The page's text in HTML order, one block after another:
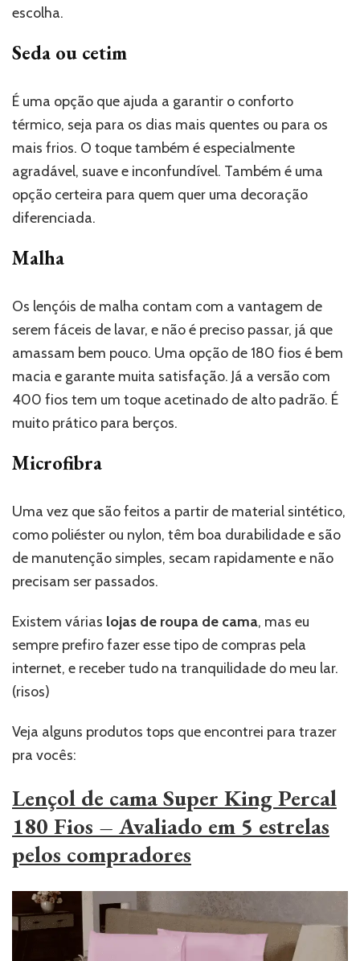
escolha.
Seda ou cetim
É uma opção que ajuda a garantir o conforto
térmico, seja para os dias mais quentes ou para os
mais frios. O toque também é especialmente
agradável, suave e inconfundível. Também é uma
opção certeira para quem quer uma decoração
diferenciada.
Malha
Os lençóis de malha contam com a vantagem de
serem fáceis de lavar, e não é preciso passar, já que
amassam bem pouco. Uma opção de 180 fios é bem
macia e garante muita satisfação. Já a versão com
400 fios tem um toque acetinado de alto padrão. É
muito prático para berços.
Microfibra
Uma vez que são feitos a partir de material sintético,
como poliéster ou nylon, têm boa durabilidade e são
de manutenção simples, secam rapidamente e não
precisam ser passados.
Existem várias lojas de roupa de cama, mas eu
sempre prefiro fazer esse tipo de compras pela
internet, e receber tudo na tranquilidade do meu lar.
(risos)
Veja alguns produtos tops que encontrei para trazer
pra vocês:
Lençol de cama Super King Percal
180 Fios – Avaliado em 5 estrelas
pelos compradores